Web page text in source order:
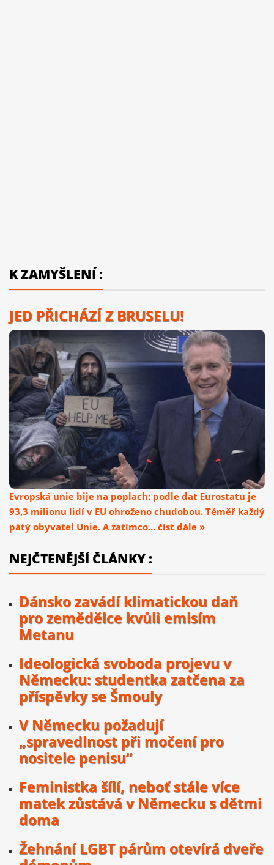
K ZAMYŠLENÍ :
JED PŘICHÁZÍ Z BRUSELU!
Evropská unie bije na poplach: podle dat Eurostatu je
93,3 milionu lidí v EU ohroženo chudobou. Téměř každý
pátý obyvatel Unie. A zatímco... číst dále »
NEJČTENĚJŠÍ ČLÁNKY :
Dánsko zavádí klimatickou daň
pro zemědělce kvůli emisím
Metanu
Ideologická svoboda projevu v
Německu: studentka zatčena za
příspěvky se Šmouly
V Německu požadují
„spravedlnost při močení pro
nositele penisu“
Feministka šílí, neboť stále více
matek zůstává v Německu s dětmi
doma
Žehnání LGBT párům otevírá dveře